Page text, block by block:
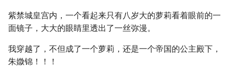
紫禁城皇宫内，一个看起来只有八岁大的萝莉看着眼前的一
面镜子，大大的眼睛里透出了一丝弥漫。
我穿越了，不但成了一个萝莉，还是一个帝国的公主殿下，
朱媺锦！！！